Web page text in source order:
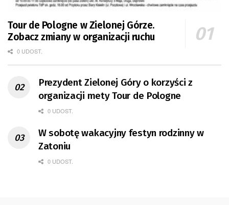
Tour de Pologne w Zielonej Górze.
Zobacz zmiany w organizacji ruchu
0 UDOST.
Prezydent Zielonej Góry o korzyści z
organizacji mety Tour de Pologne
0 UDOST.
W sobotę wakacyjny festyn rodzinny w
Zatoniu
0 UDOST.